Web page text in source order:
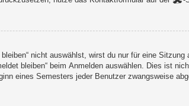
nicht auswählst, wirst du nur für eine
bleiben“ beim Anmelden auswählen. Dies ist
eines Semesters jeder Benutzer zwangsweise